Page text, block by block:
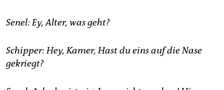
Senel: Ey, Alter, was geht?
Schipper: Hey, Kamer, Hast du eins auf die Nase
gekriegt?